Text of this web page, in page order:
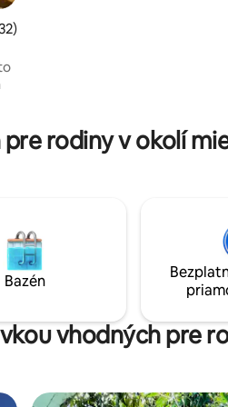
ohodnotenie 4,91 z 5, počet
rodiny v okolí
Bazén
vhodných pre